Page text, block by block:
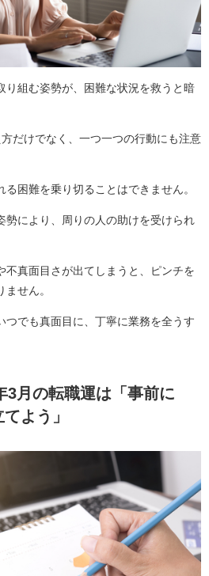
り組む姿勢が、困難な状況を救うと暗
だけでなく、一つ一つの行動にも注意
困難を乗り切ることはできません。
勢により、周りの人の助けを受けられ
不真面目さが出てしまうと、ピンチを
せん。
つでも真面目に、丁寧に業務を全うす
3月の転職運は「事前に
よう」